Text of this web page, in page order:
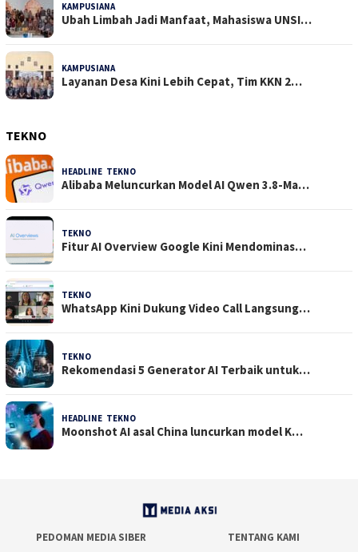
KAMPUSIANA
Ubah Limbah Jadi Manfaat, Mahasiswa UNSI…
KAMPUSIANA
Layanan Desa Kini Lebih Cepat, Tim KKN 2…
TEKNO
HEADLINE TEKNO
Alibaba Meluncurkan Model AI Qwen 3.8-Ma…
TEKNO
Fitur AI Overview Google Kini Mendominas…
TEKNO
WhatsApp Kini Dukung Video Call Langsung…
TEKNO
Rekomendasi 5 Generator AI Terbaik untuk…
HEADLINE TEKNO
Moonshot AI asal China luncurkan model K…
PEDOMAN MEDIA SIBER TENTANG KAMI